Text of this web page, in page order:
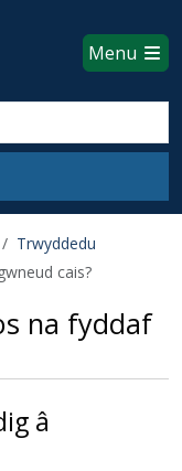
Menu
Trwyddedu
cais?
na fyddaf
â